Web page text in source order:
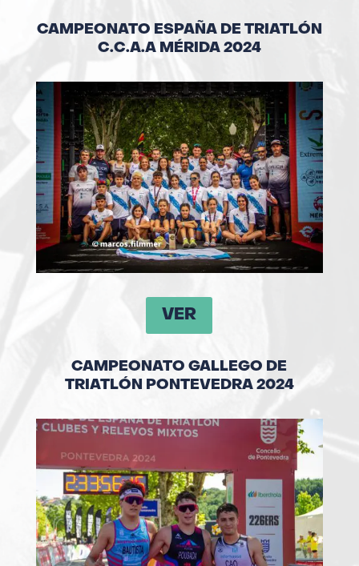
CAMPEONATO ESPAÑA DE TRIATLÓN
C.C.A.A MÉRIDA 2024
VER
CAMPEONATO GALLEGO DE
TRIATLÓN PONTEVEDRA 2024